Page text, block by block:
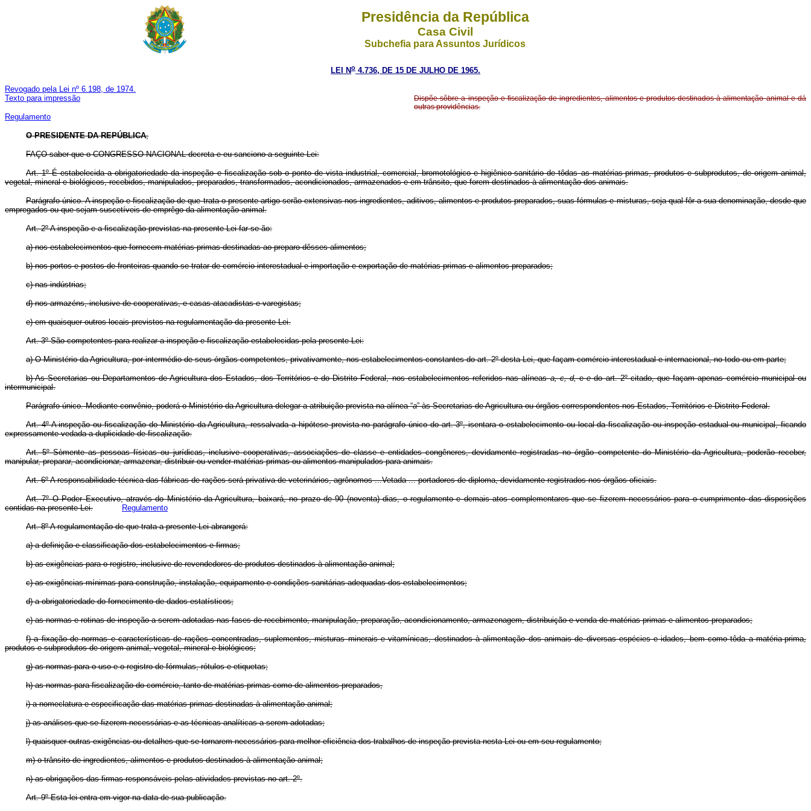
Presidência da República
Casa Civil
Subchefia para Assuntos Jurídicos
LEI No 4.736, DE 15 DE JULHO DE 1965.
Revogado pela Lei nº 6.198, de 1974.
Texto para impressão
Regulamento
Dispõe sôbre a inspeção e fiscalização de ingredientes, alimentos e produtos destinados à alimentação animal e dá
outras providências.
O PRESIDENTE DA REPÚBLICA,
FAÇO saber que o CONGRESSO NACIONAL decreta e eu sanciono a seguinte Lei:
Art. 1º É estabelecida a obrigatoriedade da inspeção e fiscalização sob o ponto de vista industrial, comercial, bromotológico e higiênico-sanitário de tôdas as matérias-primas, produtos e subprodutos, de origem animal,
vegetal, mineral e biológicos, recebidos, manipulados, preparados, transformados, acondicionados, armazenados e em trânsito, que forem destinados à alimentação dos animais.
Parágrafo único. A inspeção e fiscalização de que trata o presente artigo serão extensivas nos ingredientes, aditivos, alimentos e produtos preparados, suas fórmulas e misturas, seja qual fôr a sua denominação, desde que
empregados ou que sejam suscetíveis de emprêgo da alimentação animal.
Art. 2º A inspeção e a fiscalização previstas na presente Lei far-se-ão:
a) nos estabelecimentos que fornecem matérias-primas destinadas ao preparo dêsses alimentos;
b) nos portos e postos de fronteiras quando se tratar de comércio interestadual e importação e exportação de matérias-primas e alimentos preparados;
c) nas indústrias;
d) nos armazéns, inclusive de cooperativas, e casas atacadistas e varegistas;
e) em quaisquer outros locais previstos na regulamentação da presente Lei.
Art. 3º São competentes para realizar a inspeção e fiscalização estabelecidas pela presente Lei:
a) O Ministério da Agricultura, por intermédio de seus órgãos competentes, privativamente, nos estabelecimentos constantes do art. 2º desta Lei, que façam comércio interestadual e internacional, no todo ou em parte;
b) As Secretarias ou Departamentos de Agricultura dos Estados, dos Territórios e do Distrito Federal, nos estabelecimentos referidos nas alíneasa, c, d,eedo art. 2º citado, que façam apenas comércio municipal ou
intermunicipal.
Parágrafo único. Mediante convênio, poderá o Ministério da Agricultura delegar a atribuição prevista na alínea “a” às Secretarias de Agricultura ou órgãos correspondentes nos Estados, Territórios e Distrito Federal.
Art. 4º A inspeção ou fiscalização do Ministério da Agricultura, ressalvada a hipótese prevista no parágrafo único do art. 3º, isentara o estabelecimento ou local da fiscalização ou inspeção estadual ou municipal, ficando
expressamente vedada a duplicidade de fiscalização.
Art. 5º Sòmente as pessoas físicas ou jurídicas, inclusive cooperativas, associações de classe e entidades congêneres, devidamente registradas no órgão competente do Ministério da Agricultura, poderão receber,
manipular, preparar, acondicionar, armazenar, distribuir ou vender matérias-primas ou alimentos manipulados para animais.
Art. 6º A responsabilidade técnica das fábricas de rações será privativa de veterinários, agrônomos ...Vetada ... portadores de diploma, devidamente registrados nos órgãos oficiais.
Art. 7º O Poder Executivo, através do Ministério da Agricultura, baixará, no prazo de 90 (noventa) dias, o regulamento e demais atos complementares que se fizerem necessários para o cumprimento das disposições
contidas na presente Lei.
Regulamento
Art. 8º A regulamentação de que trata a presente Lei abrangerá:
a) a definição e classificação dos estabelecimentos e firmas;
b) as exigências para o registro, inclusive de revendedores de produtos destinados à alimentação animal;
c) as exigências mínimas para construção, instalação, equipamento e condições sanitárias adequadas dos estabelecimentos;
d) a obrigatoriedade do fornecimento de dados estatísticos;
e) as normas e rotinas de inspeção a serem adotadas nas fases de recebimento, manipulação, preparação, acondicionamento, armazenagem, distribuição e venda de matérias-primas e alimentos preparados;
f) a fixação de normas e características de rações concentradas, suplementos, misturas minerais e vitamínicas, destinados à alimentação dos animais de diversas espécies e idades, bem como tôda a matéria-prima,
produtos e subprodutos de origem animal, vegetal, mineral e biológicos;
g) as normas para o uso e o registro de fórmulas, rótulos e etiquetas;
h) as normas para fiscalização do comércio, tanto de matérias-primas como de alimentos preparados,
i) a nomeclatura e especificação das matérias-primas destinadas à alimentação animal;
j) as análises que se fizerem necessárias e as técnicas analíticas a serem adotadas;
l) quaisquer outras exigências ou detalhes que se tornarem necessários para melhor eficiência dos trabalhos de inspeção prevista nesta Lei ou em seu regulamento;
m) o trânsito de ingredientes, alimentos e produtos destinados à alimentação animal;
n) as obrigações das firmas responsáveis pelas atividades previstas no art. 2º.
Art. 9º Esta lei entra em vigor na data de sua publicação.